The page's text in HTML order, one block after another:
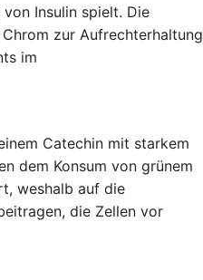
Insulin spielt. Die
zur Aufrechterhaltung
im
Catechin mit starkem
dem Konsum von grünem
weshalb auf die
die Zellen vor